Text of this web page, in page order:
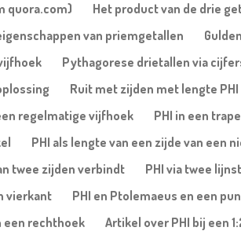
quora.com)
Het product van de drie
van priemgetallen
Pythagorese drietallen via
Ruit met zijden met lengte PHI
regelmatige vijfhoek
PHI in een
PHI als lengte van een zijde van een
twee zijden verbindt
PHI via twee
vierkant
PHI en Ptolemaeus en een
een rechthoek
Artikel over PHI bij een